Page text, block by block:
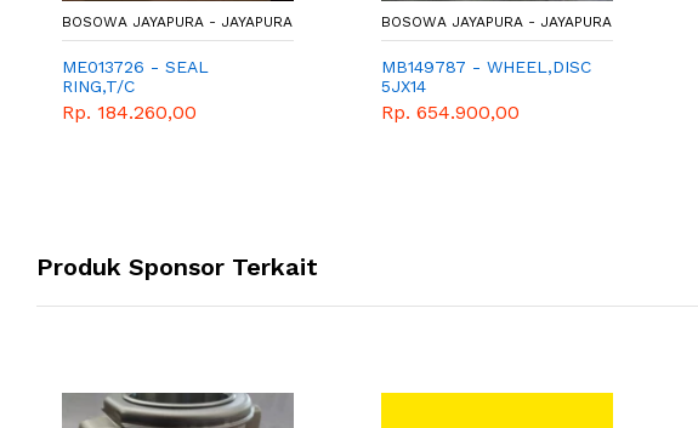
BOSOWA JAYAPURA - JAYAPURA
ME013726 - SEAL
RING,T/C
Rp. 184.260,00
BOSOWA JAYAPURA - JAYAPURA
MB149787 - WHEEL,DISC
5JX14
Rp. 654.900,00
Produk Sponsor Terkait